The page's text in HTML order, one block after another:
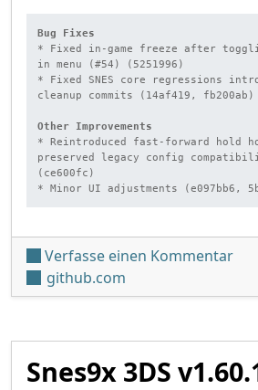
Bug Fixes
* Fixed in-game freeze after
in menu (#54) (5251996)
* Fixed SNES core regressions
cleanup commits (14af419, fb200ab)
Other Improvements
* Reintroduced fast-forward hold
preserved legacy config
(ce600fc)
* Minor UI adjustments (e097bb6,
Verfasse einen Kommentar
github.com
Snes9x 3DS